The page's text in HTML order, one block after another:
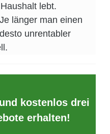
lebt.
länger man einen
unrentabler
kostenlos drei
erhalten!